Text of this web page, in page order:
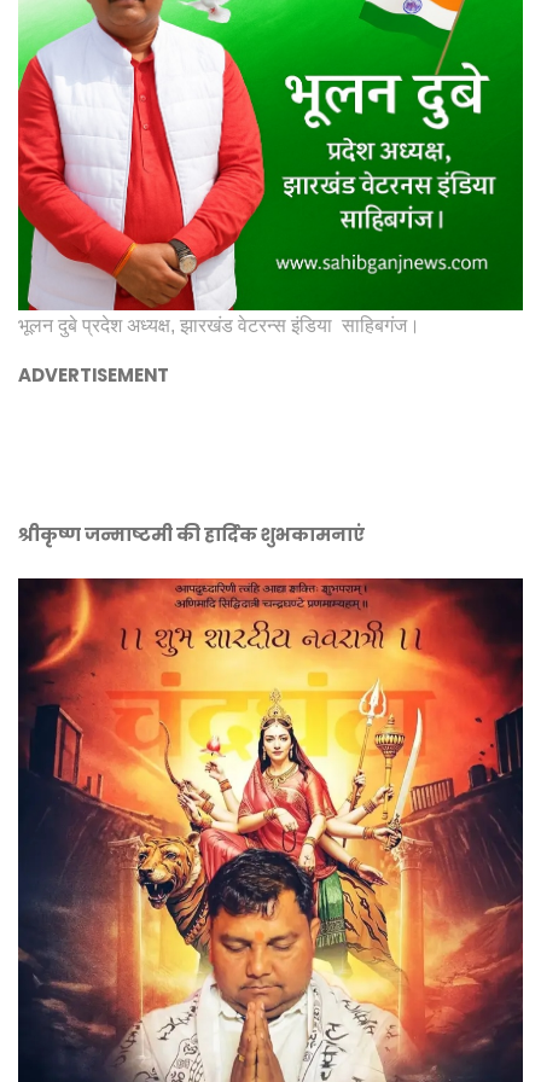
भूलन दुबे प्रदेश अध्यक्ष, झारखंड वेटरन्स इंडिया साहिबगंज।
ADVERTISEMENT
श्रीकृष्ण जन्माष्टमी की हार्दिक शुभकामनाएं